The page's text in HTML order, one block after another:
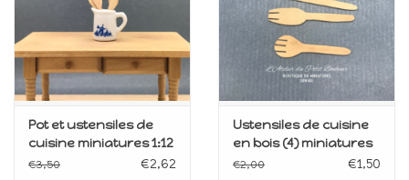
Pot et ustensiles de
cuisine miniatures 1:12
€3,50 €2,62
Ustensiles de cuisine
en bois (4) miniatures
1:12
€2,00 €1,50